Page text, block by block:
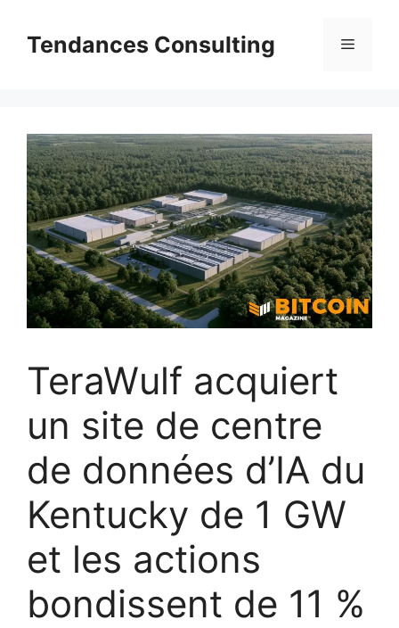
contenuTendances Consulting Menu
TeraWulf acquiert
un site de centre
de données d’IA du
Kentucky de 1 GW
et les actions
bondissent de 11 %